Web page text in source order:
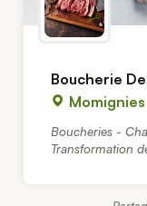
Boucherie
Momignies
Boucheries -
Transformation